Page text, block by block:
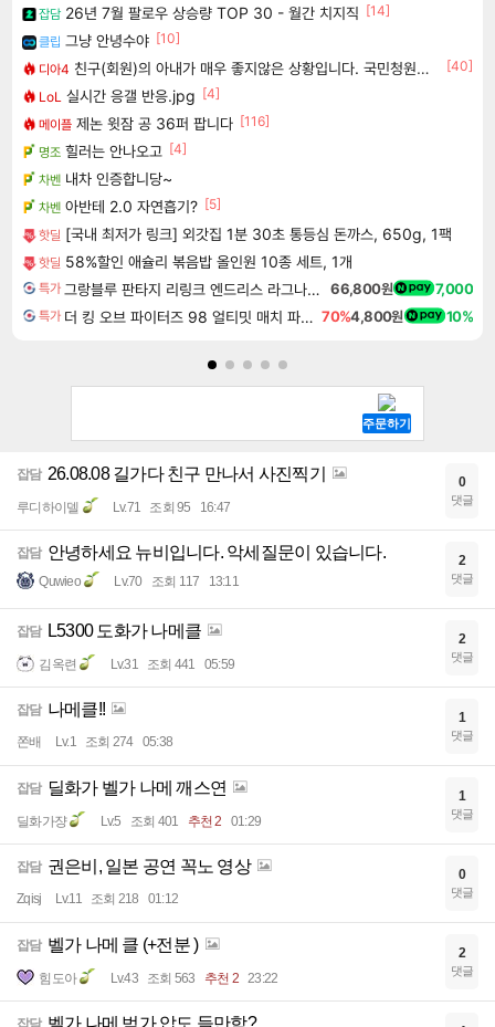
잡담 26년 7월 팔로우 상승량 TOP 30 - 월간 치지직 [14]
클립 그냥 안녕수야 [10]
디아4 친구(회원)의 아내가 매우 좋지않은 상황입니다. 국민청원동의를 부탁드립니다.(췌장암 신약)
[40]
LoL 실시간 응갤 반응.jpg [4]
메이플 제논 윗잠 공 36퍼 팝니다 [116]
명조 힐러는 안나오고 [4]
차벤 내차 인증합니당~
차벤 아반테 2.0 자연흡기? [5]
핫딜 [국내 최저가 링크] 외갓집 1분 30초 통등심 돈까스, 650g, 1팩
핫딜 58%할인 애슐리 볶음밥 올인원 10종 세트, 1개
특가 그랑블루 판타지 리링크 엔드리스 라그나로크 Granblue Fantasy Relink Endless Ragnarok 66,800원 7,000
특가 더 킹 오브 파이터즈 98 얼티밋 매치 파이널 에디션 THE KING OF FIGHTERS 98 ULTIMATE MATCH FINAL EDITION 70%4,800원 10%
잡담 26.08.08 길가다 친구 만나서 사진찍기
루디하이델 Lv.71 조회 95 16:47
0
댓글
잡담 안녕하세요 뉴비입니다. 악세질문이 있습니다.
Quwieo Lv.70 조회 117 13:11
2
댓글
잡담 L5300 도화가 나메클
김옥련 Lv.31 조회 441 05:59
2
댓글
잡담 나메클!!
쫀배 Lv.1 조회 274 05:38
1
댓글
잡담 딜화가 벨가 나메 깨스연
딜화가쟝 Lv.5 조회 401 추천 2 01:29
1
댓글
잡담 권은비, 일본 공연 꼭노 영상
Zqisj Lv.11 조회 218 01:12
0
댓글
잡담 벨가 나메 클 (+전분 )
힘도아 Lv.43 조회 563 추천 2 23:22
2
댓글
잡담 벨가 나메 범가 압도 들만함?